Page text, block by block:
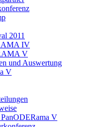
2011
IV
V
und Auswertung
V
PanODERama V